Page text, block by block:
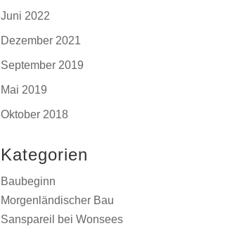
Juni 2022
Dezember 2021
September 2019
Mai 2019
Oktober 2018
Kategorien
Baubeginn
Morgenländischer Bau
Sanspareil bei Wonsees